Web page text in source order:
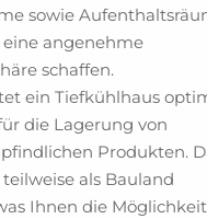
sowie
angenehme
schaffen.
ein Tiefkühlhaus
die Lagerung von
Produkten.
als Bauland
Ihnen die